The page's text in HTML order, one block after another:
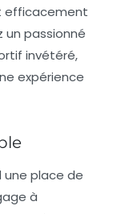
efficacement
un passionné
invétéré,
expérience
une place de
à